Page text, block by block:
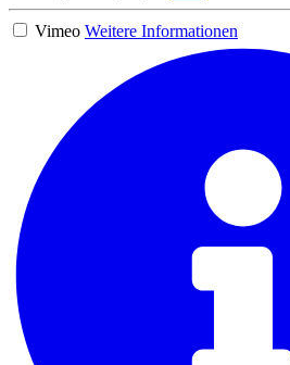
Vimeo Weitere Informationen